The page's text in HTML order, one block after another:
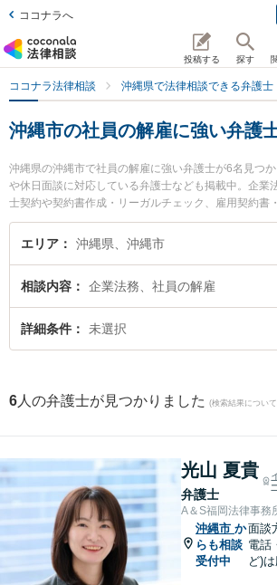
ココナラへ
投稿する 探す
ココナラ法律相談 沖縄県で法律相談できる弁護士
沖縄市の社員の解雇に強い弁護
沖縄県の沖縄市で社員の解雇に強い弁護士が6名見つ
や休日面談に対応している弁護士なども掲載中。企業
士契約や契約書作成・リーガルチェック、雇用契約書
な分野での絞り込み検索もでき便利です。特にあやは
弁護士や中部総合法律事務所の池宮 秀一弁護士、岡野
士に相談したい』『社員の解雇のトラブル解決の実績
索したい』『初回相談無料で社員の解雇を法律相談で
相談予約したい』などでお困りの相談者さんにおすす
エリア 沖縄県、沖縄市
相談内容 企業法務、社員の解雇
詳細条件 未選択
6 人の弁護士が見つかりました (検索結果につい
光山 夏貴
弁護士
A＆S福岡法律事務
沖縄市 か
らも相談
受付中
面談
電話
ど)